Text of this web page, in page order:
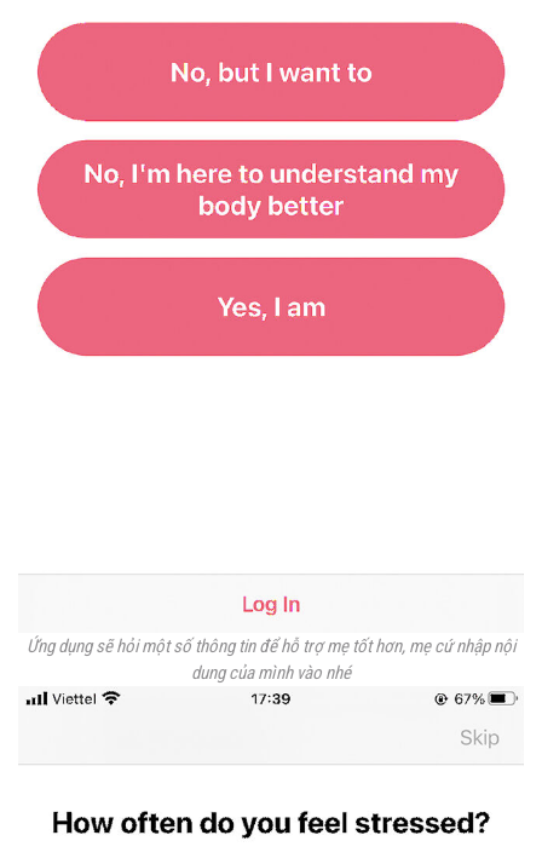
Ứng dụng sẽ hỏi một số thông tin để hỗ trợ mẹ tốt hơn, mẹ cứ nhập nội
dung của mình vào nhé